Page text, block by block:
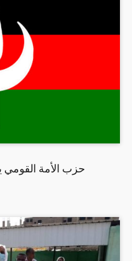
حزب الأمة القومي